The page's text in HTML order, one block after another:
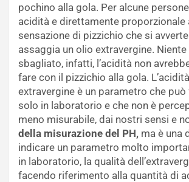
pochino alla gola. Per alcune
acidità e direttamente proporzionale
sensazione di pizzichio che si
assaggia un olio extravergine.
sbagliato, infatti, l’acidità non
fare con il pizzichio alla gola.
extravergine è un parametro che può
solo in laboratorio e che non è
meno misurabile, dai nostri sensi e
della misurazione del PH, ma è una
indicare un parametro molto
in laboratorio, la qualità
facendo riferimento alla quantità di